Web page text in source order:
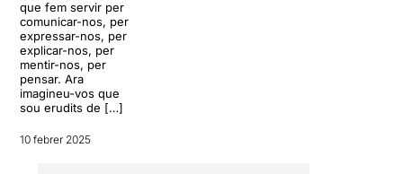
que fem servir per
comunicar-nos, per
expressar-nos, per
explicar-nos, per
mentir-nos, per
pensar. Ara
imagineu-vos que
sou erudits de […]
10 febrer 2025